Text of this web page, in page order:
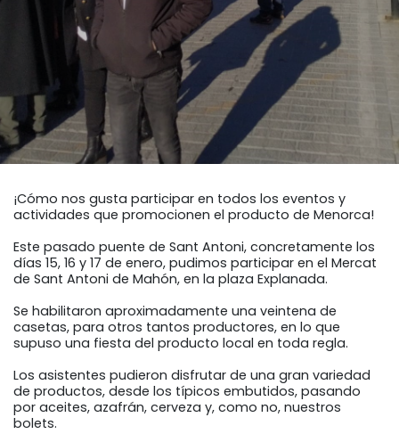
Gastos de envío
Cambios y devoluciones
Condiciones y garantías
Pago seguro
Avisos legales
Política de privacidad
Mapa de la web
¡Cómo nos gusta participar en todos los eventos y
actividades que promocionen el producto de Menorca!
Este pasado puente de Sant Antoni, concretamente los
días 15, 16 y 17 de enero, pudimos participar en el Mercat
de Sant Antoni de Mahón, en la plaza Explanada.
Se habilitaron aproximadamente una veintena de
casetas, para otros tantos productores, en lo que
supuso una fiesta del producto local en toda regla.
Los asistentes pudieron disfrutar de una gran variedad
de productos, desde los típicos embutidos, pasando
por aceites, azafrán, cerveza y, como no, nuestros
bolets.